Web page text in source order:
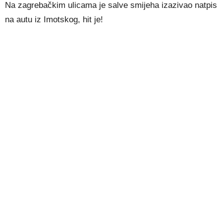
Na zagrebačkim ulicama je salve smijeha izazivao natpis
na autu iz Imotskog, hit je!